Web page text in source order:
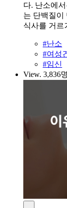
다. 난소에
는 단백질이
식사를 거르
#난소
#여성
#임신
View. 3,836